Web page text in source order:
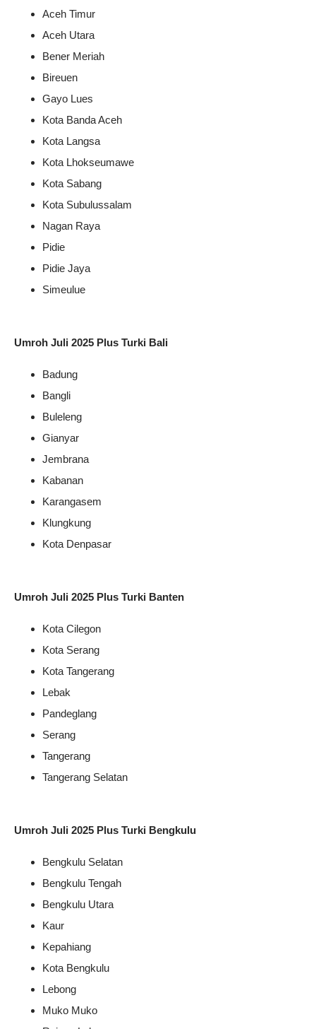
Aceh Timur
Aceh Utara
Bener Meriah
Bireuen
Gayo Lues
Kota Banda Aceh
Kota Langsa
Kota Lhokseumawe
Kota Sabang
Kota Subulussalam
Nagan Raya
Pidie
Pidie Jaya
Simeulue
Umroh Juli 2025 Plus Turki Bali
Badung
Bangli
Buleleng
Gianyar
Jembrana
Kabanan
Karangasem
Klungkung
Kota Denpasar
Umroh Juli 2025 Plus Turki Banten
Kota Cilegon
Kota Serang
Kota Tangerang
Lebak
Pandeglang
Serang
Tangerang
Tangerang Selatan
Umroh Juli 2025 Plus Turki Bengkulu
Bengkulu Selatan
Bengkulu Tengah
Bengkulu Utara
Kaur
Kepahiang
Kota Bengkulu
Lebong
Muko Muko